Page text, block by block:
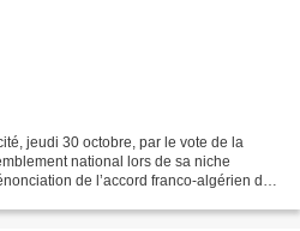
jeudi 30 octobre, par le vote de la
national lors de sa niche
de l’accord franco-algérien de